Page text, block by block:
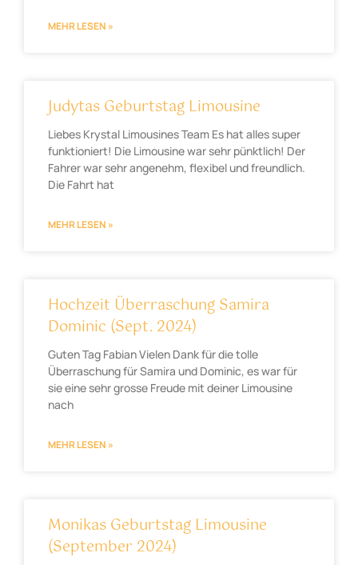
MEHR LESEN »
Judytas Geburtstag Limousine
Liebes Krystal Limousines Team Es hat alles super
funktioniert! Die Limousine war sehr pünktlich! Der
Fahrer war sehr angenehm, flexibel und freundlich.
Die Fahrt hat
MEHR LESEN »
Hochzeit Überraschung Samira
Dominic (Sept. 2024)
Guten Tag Fabian Vielen Dank für die tolle
Überraschung für Samira und Dominic, es war für
sie eine sehr grosse Freude mit deiner Limousine
nach
MEHR LESEN »
Monikas Geburtstag Limousine
(September 2024)